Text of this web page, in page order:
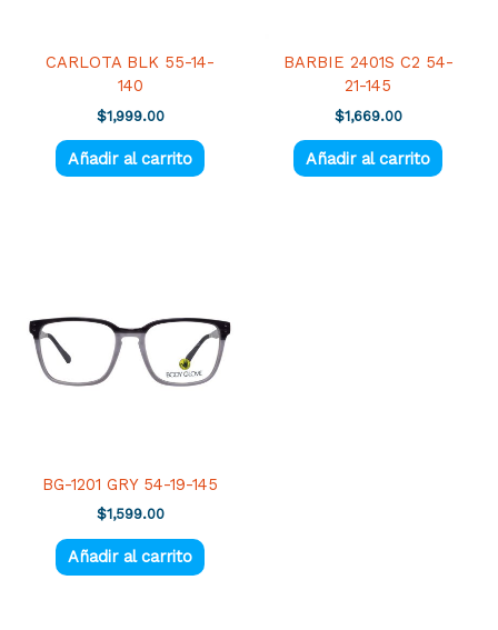
CARLOTA BLK 55-14-
140
$1,999.00
Añadir al carrito
BARBIE 2401S C2 54-
21-145
$1,669.00
Añadir al carrito
BG-1201 GRY 54-19-145
$1,599.00
Añadir al carrito